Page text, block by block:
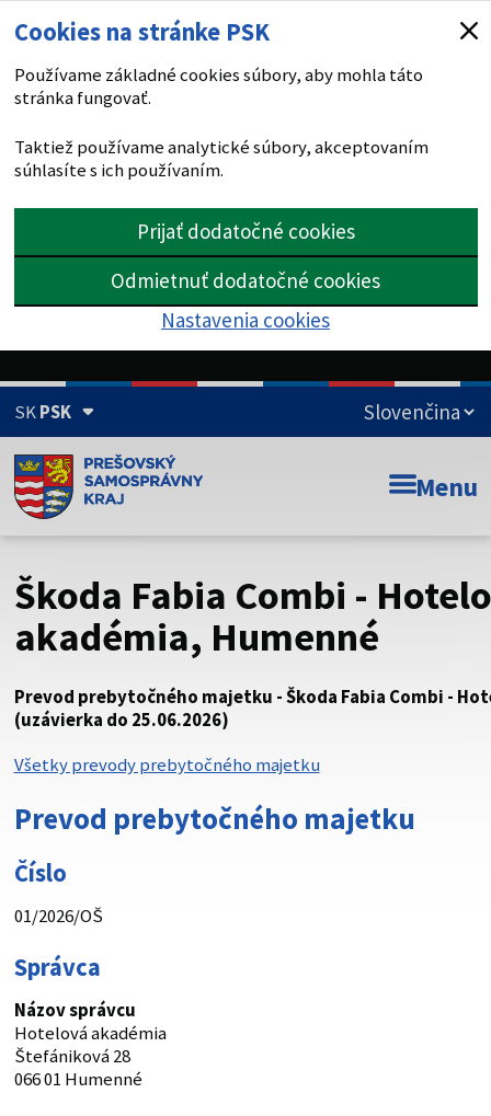
Cookies na stránke PSK
Používame základné cookies súbory, aby mohla táto
stránka fungovať.
Taktiež používame analytické súbory, akceptovaním
súhlasíte s ich používaním.
Prijať dodatočné cookies
Odmietnuť dodatočné cookies
Nastavenia cookies
SKPSK
Doména psk.sk je oficiálna
Toto je oficiálna webová stránka Prešovského
psk.sk.
Táto stránka je zabezpečená
cez zabezpečenú webovú stránku. Zabezpečená stránka
vždy začína https:// pred názvom domény webového sídla.
Menu
Škoda Fabia Combi -
akadémia, Humenné
Prevod prebytočného majetku - Škoda Fabia Combi -
(uzávierka do 25.06.2026)
Všetky prevody prebytočného majetku
Prevod prebytočného majetku
Číslo
01/2026/OŠ
Správca
Názov správcu
Hotelová akadémia
Štefániková 28
066 01 Humenné